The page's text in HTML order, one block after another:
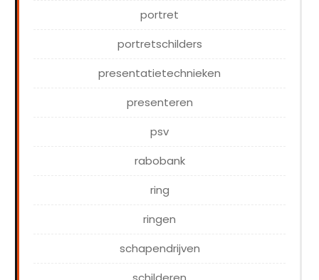
portret
portretschilders
presentatietechnieken
presenteren
psv
rabobank
ring
ringen
schapendrijven